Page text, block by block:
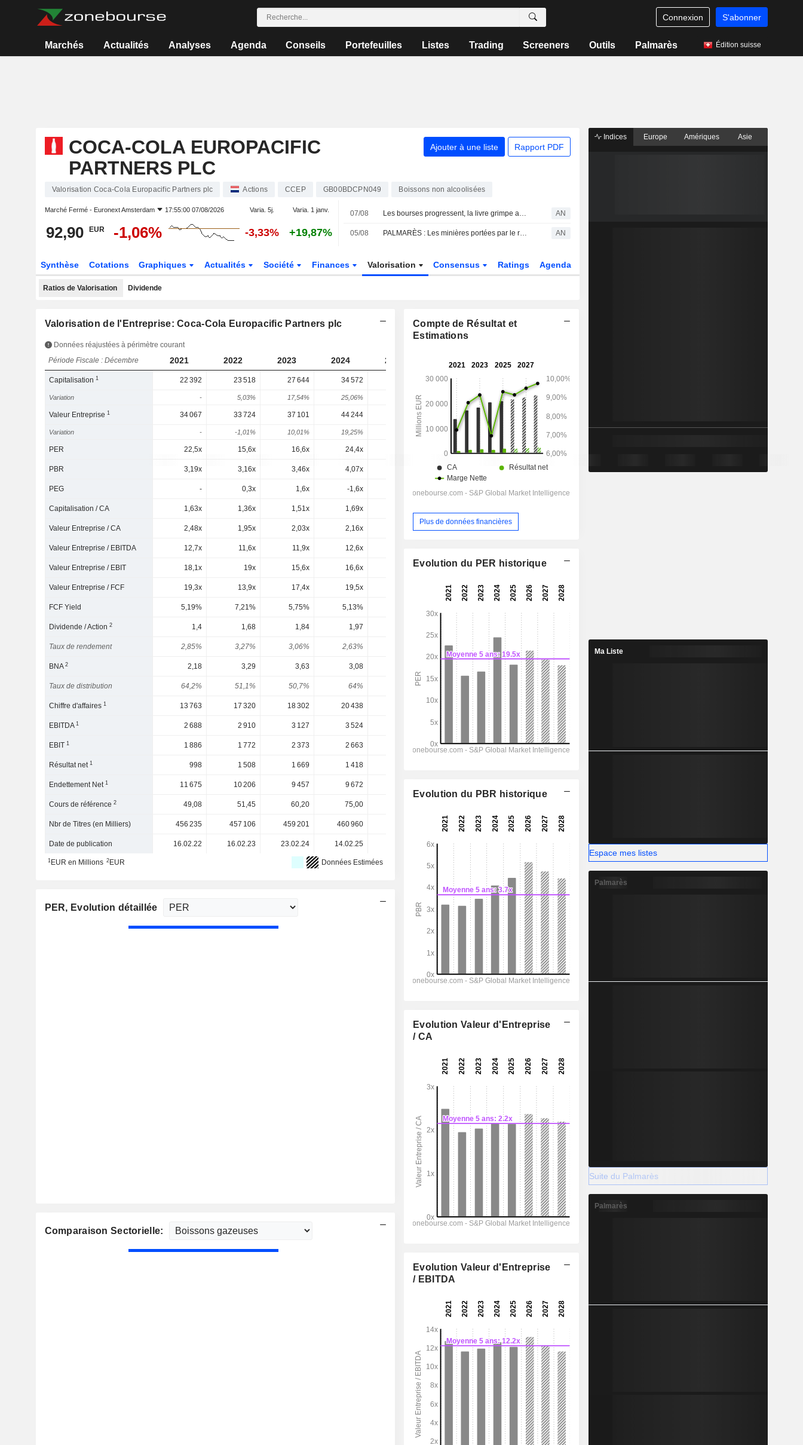
Connexion S'abonner
Marchés Actualités Analyses Agenda Conseils Portefeuilles Listes Trading Screeners Outils Palmarès Édition suisse
COCA-COLA EUROPACIFIC
PARTNERS PLC
Ajouter à une liste Rapport PDF
Valorisation Coca-Cola Europacific Partners plc Actions CCEP GB00BDCPN049 Boissons non alcoolisées
Marché Fermé - Euronext Amsterdam 17:55:00 07/08/2026 Varia. 5j. Varia. 1 janv.
92,90 EUR -1,06% -3,33% +19,87%
07/08 Les bourses progressent, la livre grimpe après la baisse surprise de l'emploi aux États-Unis AN
05/08 PALMARÈS : Les minières portées par le rallye des métaux ; Next relève encore ses prévisions AN
Synthèse Cotations Graphiques Actualités Société Finances Valorisation Consensus Ratings Agenda
Ratios de Valorisation Dividende
Valorisation de l'Entreprise: Coca-Cola Europacific Partners plc
Données réajustées à périmètre courant
Période Fiscale : Décembre
2021 2022 2023 2024 2025 2026 2027
Capitalisation1 22 392 23 518 27 644 34 572 41 099
Variation - 5,03% 17,54% 25,06% 0,68% 18,08% -
Valeur Entreprise1 34 067 33 724 37 101 44 244 50 975 50 826 50 855
Variation - -1,01% 10,01% 19,25% 0,87% 14,22% -0,29% 0,06%
PER 22,5x 15,6x 16,6x 24,4x 21,3x 19,4x
PBR 3,19x 3,16x 3,46x 4,07x 5,16x 4,73x
PEG - 0,3x 1,6x -1,6x 8,44x 2,06x
Capitalisation / CA 1,63x 1,36x 1,51x 1,69x
Valeur Entreprise / CA 2,48x 1,95x 2,03x 2,16x 2,14x 2,36x 2,27x
Valeur Entreprise / EBITDA 12,7x 11,6x 11,9x 12,6x
Valeur Entreprise / EBIT 18,1x 19x 15,6x 16,6x 15,9x 17,1x 16x
Valeur Entreprise / FCF 19,3x 13,9x 17,4x 19,5x 29x 24,1x 23,6x
FCF Yield 5,19% 7,21% 5,75% 5,13%
Dividende / Action2 1,4 1,68 1,84 1,97 2,199 2,394
Taux de rendement 2,85% 3,27% 3,06% 2,63% 2,37% 2,58%
BNA2 2,18 3,29 3,63 3,08 4,368 4,778 5,169
Taux de distribution 64,2% 51,1% 50,7% 64% 47,9% 50,3% 50,1% 50,3%
Chiffre d'affaires1 13 763 17 320 18 302 20 438 21 569 22 399 23 237
EBITDA1 2 688 2 910 3 127 3 524 3 903 4 157 4 400
EBIT1 1 886 1 772 2 373 2 663 2 976 3 181 3 397
Résultat net1 998 1 508 1 669 1 418
Endettement Net1 11 675 10 206 9 457 9 672
Cours de référence2 49,08 51,45 60,20 75,00
Nbr de Titres (en Milliers) 456 235 457 106 459 201 460 960 442 400
Date de publication 16.02.22 16.02.23 23.02.24 14.02.25 -
1EUR en Millions 2EUR Données Estimées
PER, Evolution détaillée
Comparaison Sectorielle:
Compte de Résultat et
Estimations
Plus de données financières
Evolution du PER historique
Evolution du PBR historique
Evolution Valeur d'Entreprise
/ CA
Evolution Valeur d'Entreprise
/ EBITDA
Indices Europe Amériques Asie
Ma Liste
Espace mes listes
Palmarès
Suite du Palmarès
Palmarès